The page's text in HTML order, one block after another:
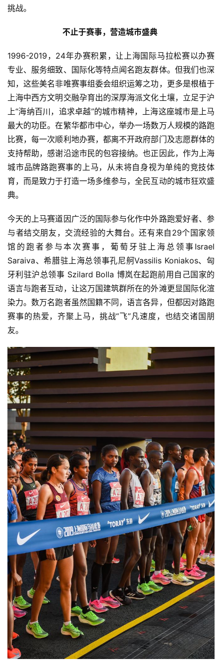
挑战。
不止于赛事，营造城市盛典
1996-2019，24年办赛积累，让上海国际马拉松赛以办赛
专业、服务细致、国际化等特点闻名跑友群体。但我们也深
知，这些美名非唯赛事组委会组织运筹之功，更多是根植于
上海中西方文明交融孕育出的深厚海派文化土壤，立足于沪
上“海纳百川，追求卓越”的城市精神，上海这座城市是上马
最大的功臣。在繁华都市中心，举办一场数万人规模的路跑
比赛，每一次顺利地办赛，都离不开政府部门及志愿群体的
支持帮助，感谢沿途市民的包容接纳。也正因此，作为上海
城市品牌路跑赛事的上马，从未将自身视为单纯的竞技体
育，而是致力于打造一场多维参与，全民互动的城市狂欢盛
典。
今天的上马赛道因广泛的国际参与化作中外路跑爱好者、参
与者结交朋友，交流经验的大舞台。还有来自29个国家领
馆的跑者参与本次赛事，葡萄牙驻上海总领事Israel
Saraiva、希腊驻上海总领事孔尼舸Vassilis Koniakos、匈
牙利驻沪总领事 Szilard Bolla 博岚在起跑前用自己国家的
语言与跑者互动，让这万国建筑群所在的外滩更显国际化渲
染力。数万名跑者虽然国籍不同，语言各异，但都因对路跑
赛事的热爱，齐聚上马，挑战“飞”凡速度，也结交诸国朋
友。